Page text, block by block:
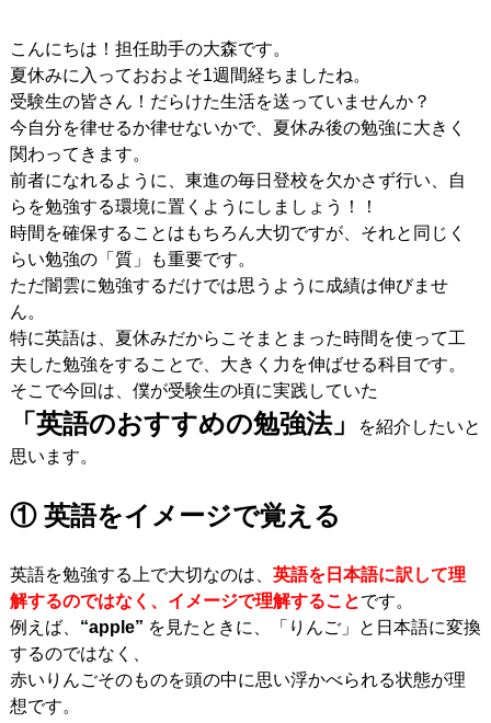
こんにちは！担任助手の大森です。
夏休みに入っておおよそ1週間経ちましたね。
受験生の皆さん！だらけた生活を送っていませんか？
今自分を律せるか律せないかで、夏休み後の勉強に大きく
関わってきます。
前者になれるように、東進の毎日登校を欠かさず行い、自
らを勉強する環境に置くようにしましょう！！
時間を確保することはもちろん大切ですが、それと同じく
らい勉強の「質」も重要です。
ただ闇雲に勉強するだけでは思うように成績は伸びませ
ん。
特に英語は、夏休みだからこそまとまった時間を使って工
夫した勉強をすることで、大きく力を伸ばせる科目です。
そこで今回は、僕が受験生の頃に実践していた
「英語のおすすめの勉強法」
を紹介したいと
思います。
① 英語をイメージで覚える
英語を勉強する上で大切なのは、 英語を日本語に訳して理
解するのではなく、イメージで理解することです。
例えば、 “apple” を見たときに、「りんご」と日本語に変換
するのではなく、
赤いりんごそのものを頭の中に思い浮かべられる状態が理
想です。